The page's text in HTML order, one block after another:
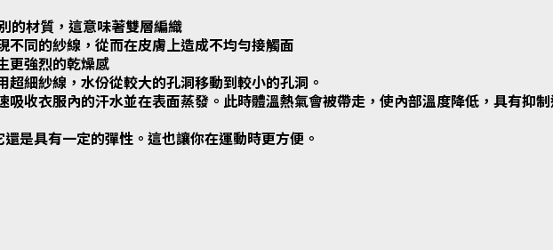
材質，這意味著雙層編織
不同的紗線，從而在皮膚上造成不均勻接觸面
更強烈的乾燥感
細紗線，水份從較大的孔洞移動到較小的孔洞。
吸收衣服內的汗水並在表面蒸發。此時體溫熱氣會被帶走，使內部溫度降低，具有抑制
是具有一定的彈性。這也讓你在運動時更方便。